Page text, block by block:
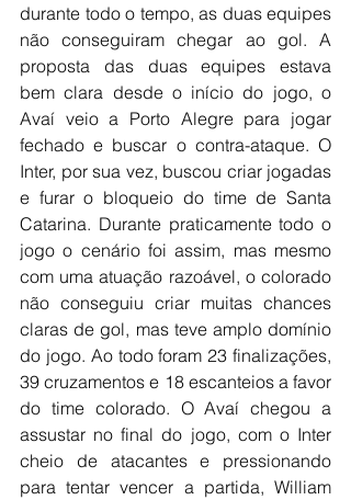
durante todo o tempo, as duas equipes
não conseguiram chegar ao gol. A
proposta das duas equipes estava
bem clara desde o início do jogo, o
Avaí veio a Porto Alegre para jogar
fechado e buscar o contra-ataque. O
Inter, por sua vez, buscou criar jogadas
e furar o bloqueio do time de Santa
Catarina. Durante praticamente todo o
jogo o cenário foi assim, mas mesmo
com uma atuação razoável, o colorado
não conseguiu criar muitas chances
claras de gol, mas teve amplo domínio
do jogo. Ao todo foram 23 finalizações,
39 cruzamentos e 18 escanteios a favor
do time colorado. O Avaí chegou a
assustar no final do jogo, com o Inter
cheio de atacantes e pressionando
para tentar vencer a partida, William